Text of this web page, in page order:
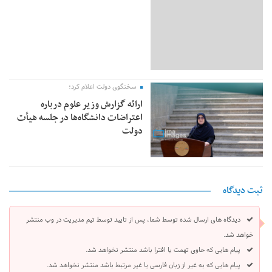
سخنگوی دولت اعلام کرد؛
ارائه گزارش وزیر علوم درباره
اعتراضات دانشگاه‌ها در جلسه هیأت
دولت
ثبت دیدگاه
دیدگاه های ارسال شده توسط شما، پس از تایید توسط تیم مدیریت در وب منتشر
خواهد شد.
پیام هایی که حاوی تهمت یا افترا باشد منتشر نخواهد شد.
پیام هایی که به غیر از زبان فارسی یا غیر مرتبط باشد منتشر نخواهد شد.